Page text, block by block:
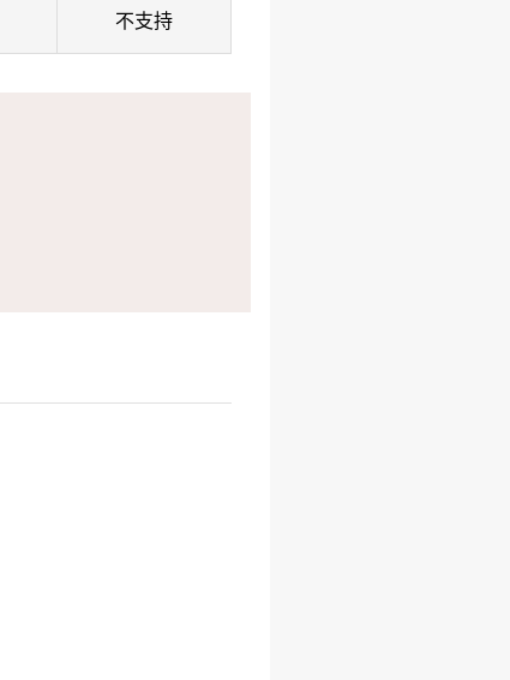
不支持